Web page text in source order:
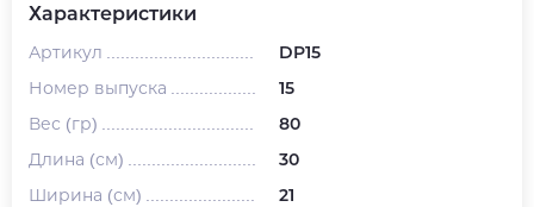
Характеристики
Артикул
DP15
Номер выпуска
15
Вес (гр)
80
Длина (см)
30
Ширина (см)
21